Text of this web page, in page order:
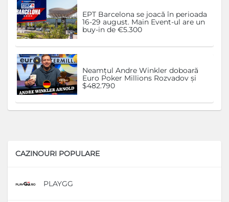
EPT Barcelona se joacă în perioada
16-29 august. Main Event-ul are un
buy-in de €5.300
Neamțul Andre Winkler doboară
Euro Poker Millions Rozvadov și
$482.790
CAZINOURI POPULARE
PLAYGG